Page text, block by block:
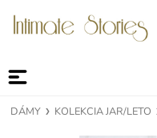
DÁMY KOLEKCIA JAR/LETO